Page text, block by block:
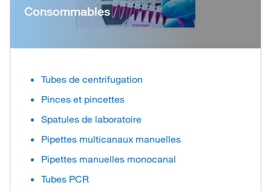
Consommables
Tubes de centrifugation
Pinces et pincettes
Spatules de laboratoire
Pipettes multicanaux manuelles
Pipettes manuelles monocanal
Tubes PCR